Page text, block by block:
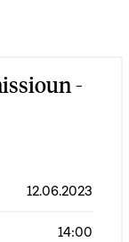
-
12.06.2023
14:00